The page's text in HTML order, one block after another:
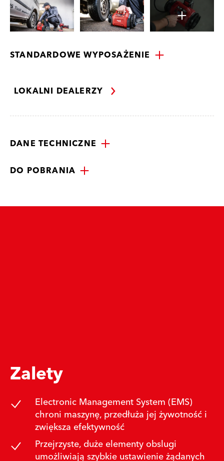
STANDARDOWE WYPOSAŻENIE
LOKALNI DEALERZY
DANE TECHNICZNE
DO POBRANIA
Zalety
Electronic Management System (EMS)
chroni maszynę, przedłuża jej żywotność i
zwiększa efektywność
Przejrzyste, duże elementy obslugi
umożliwiają szybkie ustawienie żądanych